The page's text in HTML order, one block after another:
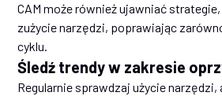
CAM może również ujawniać
zużycie narzędzi, poprawiając
cyklu.
Śledź trendy w zakresie
Regularnie sprawdzaj użycie narzędzi,